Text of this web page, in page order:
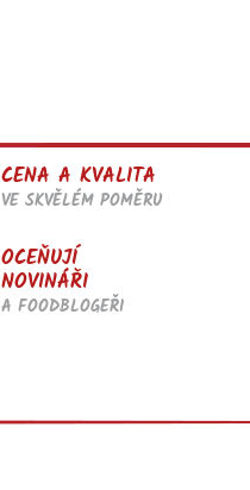
CENA A KVALITA
VE SKVĚLÉM POMĚRU
OCEŇUJÍ
NOVINÁŘI
A FOODBLOGEŘI